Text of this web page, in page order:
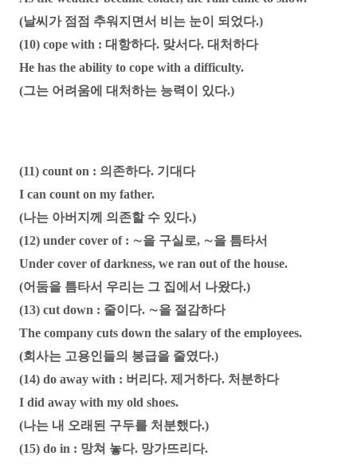
(날씨가 점점 추워지면서 비는 눈이 되었다.)
(10) cope with : 대항하다. 맞서다. 대처하다
He has the ability to cope with a difficulty.
(그는 어려움에 대처하는 능력이 있다.)
(11) count on : 의존하다. 기대다
I can count on my father.
(나는 아버지께 의존할 수 있다.)
(12) under cover of : ∼을 구실로, ∼을 틈타서
Under cover of darkness, we ran out of the house.
(어둠을 틈타서 우리는 그 집에서 나왔다.)
(13) cut down : 줄이다. ∼을 절감하다
The company cuts down the salary of the employees.
(회사는 고용인들의 봉급을 줄였다.)
(14) do away with : 버리다. 제거하다. 처분하다
I did away with my old shoes.
(나는 내 오래된 구두를 처분했다.)
(15) do in : 망쳐 놓다. 망가뜨리다.